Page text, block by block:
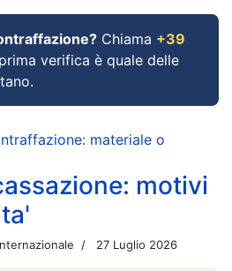
Chiama +39
verifica è quale delle
materiale o
motivi
27 Luglio 2026